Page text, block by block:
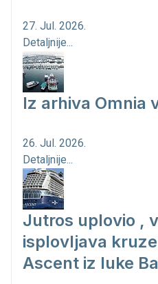
27. Jul. 2026.
Detaljnije...
Iz arhiva Omnia
26. Jul. 2026.
Detaljnije...
Jutros uplovio ,
isplovljava
Ascent iz luke